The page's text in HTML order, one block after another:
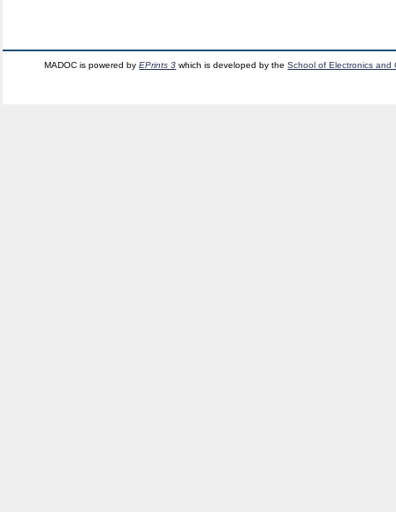
MADOC is powered byEPrints 3 which is developed by theSchool of Electronics and